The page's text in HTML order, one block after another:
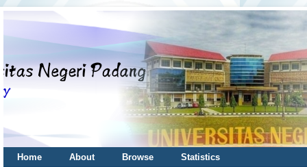
Home About Browse
Statistics